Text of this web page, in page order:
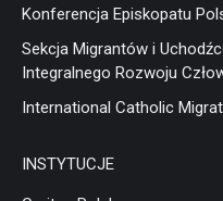
Konferencja Episkopatu
Sekcja Migrantów i
Integralnego Rozwoju
International Catholic
INSTYTUCJE